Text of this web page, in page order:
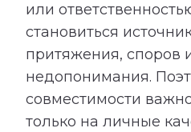
или
становиться
притяжения, споров
недопонимания.
совместимости
только на личные